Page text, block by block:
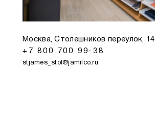
Москва, Столешников переулок, 14
+7 800 700 99-38
stjames_stol@jamilco.ru